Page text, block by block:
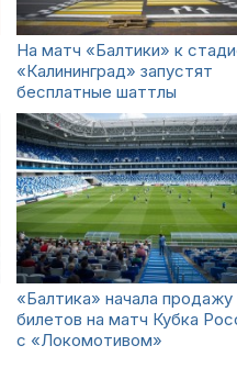
На матч «Балтики» к
«Калининград» запустят
бесплатные шаттлы
«Балтика» начала продажу
билетов на матч Кубка
с «Локомотивом»